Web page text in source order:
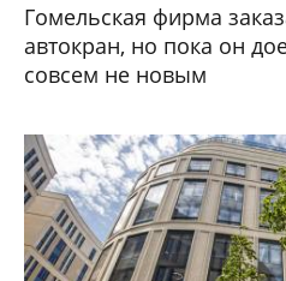
Гомельская фирма
автокран, но пока он
совсем не новым